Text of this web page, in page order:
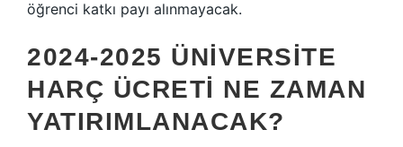
öğrenci katkı payı alınmayacak.
2024-2025 ÜNIVERSITE
HARÇ ÜCRETI NE ZAMAN
YATIRIMLANACAK?